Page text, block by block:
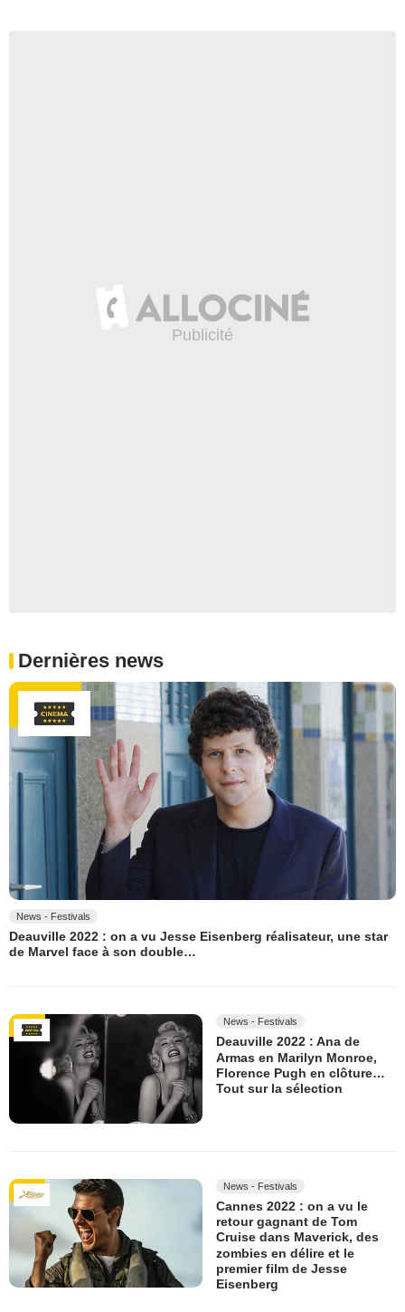
Dernières news
News - Festivals
Deauville 2022 : on a vu Jesse Eisenberg réalisateur, une star
de Marvel face à son double…
News - Festivals
Deauville 2022 : Ana de
Armas en Marilyn Monroe,
Florence Pugh en clôture…
Tout sur la sélection
News - Festivals
Cannes 2022 : on a vu le
retour gagnant de Tom
Cruise dans Maverick, des
zombies en délire et le
premier film de Jesse
Eisenberg